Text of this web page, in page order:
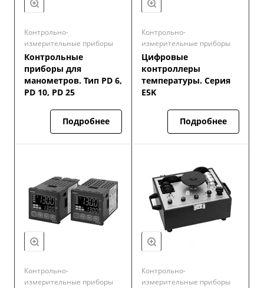
Контрольно-
измерительные приборы
Контрольные
приборы для
манометров. Тип PD 6,
PD 10, PD 25
Подробнее
Контрольно-
измерительные приборы
Цифровые
контроллеры
температуры. Серия
E5K
Подробнее
Контрольно-
измерительные приборы
Контрольно-
измерительные приборы